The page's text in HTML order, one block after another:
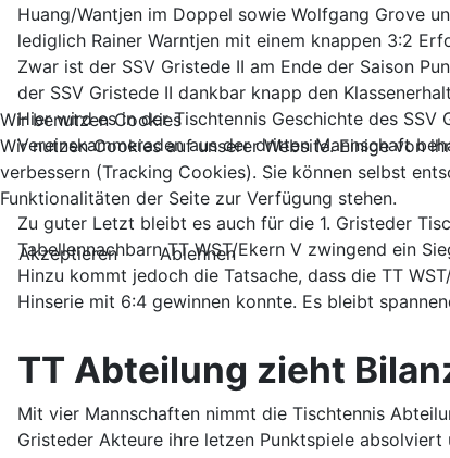
Huang/Wantjen im Doppel sowie Wolfgang Grove
lediglich Rainer Warntjen mit einem knappen 3:2
Zwar ist der SSV Gristede II am Ende der Saison
der SSV Gristede II dankbar knapp den
Hier wird es in der Tischtennis Geschichte des SSV
Vereinskammeraden aus der dritten Mannschaft
Zu guter Letzt bleibt es auch für die 1. Gristeder
Tabellennachbarn TT WST/Ekern V zwingend ein
Hinzu kommt jedoch die Tatsache, dass die TT
Hinserie mit 6:4 gewinnen konnte. Es bleibt
TT Abteilung zieht
Mit vier Mannschaften nimmt die Tischtennis
Gristeder Akteure ihre letzen Punktspiele
Wir benutzen Cookies
Wir nutzen Cookies auf unserer Website. Einige von
verbessern (Tracking Cookies). Sie können selbst
Funktionalitäten der Seite zur Verfügung stehen.
Akzeptieren Ablehnen